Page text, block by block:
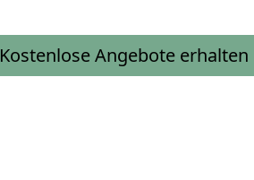
Kostenlose Angebote erhalten